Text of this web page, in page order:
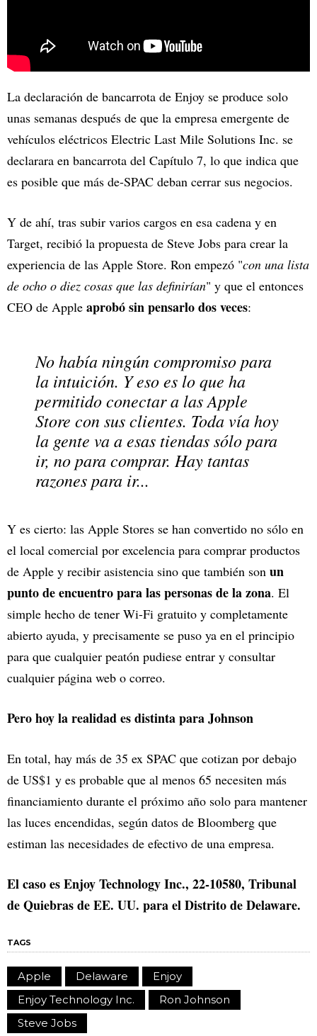
La declaración de bancarrota de Enjoy se produce solo
unas semanas después de que la empresa emergente de
vehículos eléctricos Electric Last Mile Solutions Inc. se
declarara en bancarrota del Capítulo 7, lo que indica que
es posible que más de-SPAC deban cerrar sus negocios.
Y de ahí, tras subir varios cargos en esa cadena y en
Target, recibió la propuesta de Steve Jobs para crear la
experiencia de las Apple Store. Ron empezó "con una lista
de ocho o diez cosas que las definirían" y que el entonces
CEO de Apple aprobó sin pensarlo dos veces:
No había ningún compromiso para
la intuición. Y eso es lo que ha
permitido conectar a las Apple
Store con sus clientes. Toda vía hoy
la gente va a esas tiendas sólo para
ir, no para comprar. Hay tantas
razones para ir...
Y es cierto: las Apple Stores se han convertido no sólo en
el local comercial por excelencia para comprar productos
de Apple y recibir asistencia sino que también son un
punto de encuentro para las personas de la zona. El
simple hecho de tener Wi-Fi gratuito y completamente
abierto ayuda, y precisamente se puso ya en el principio
para que cualquier peatón pudiese entrar y consultar
cualquier página web o correo.
Pero hoy la realidad es distinta para Johnson
En total, hay más de 35 ex SPAC que cotizan por debajo
de US$1 y es probable que al menos 65 necesiten más
financiamiento durante el próximo año solo para mantener
las luces encendidas, según datos de Bloomberg que
estiman las necesidades de efectivo de una empresa.
El caso es Enjoy Technology Inc., 22-10580, Tribunal
de Quiebras de EE. UU. para el Distrito de Delaware.
TAGS
Apple Delaware
Enjoy
Enjoy Technology Inc.
Ron Johnson
Steve Jobs